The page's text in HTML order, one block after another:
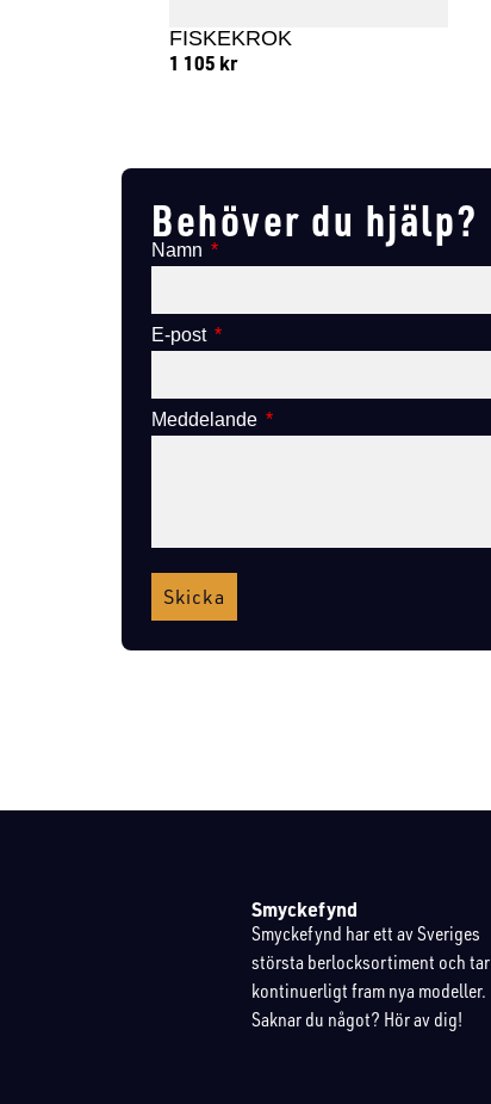
FISKEKROK
1 105 kr
Behöver du hjälp?
Namn
E-post
Meddelande
Skicka
Smyckefynd
Smyckefynd har ett av Sveriges
största berlocksortiment och tar
kontinuerligt fram nya modeller.
Saknar du något? Hör av dig!